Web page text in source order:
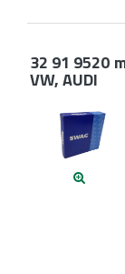
32 91 9520
VW, AUDI